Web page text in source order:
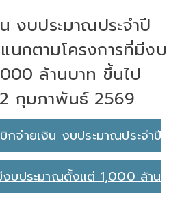
งบประมาณประจำปี
นกตามโครงการที่มีงบ
ล้านบาท ขึ้นไป
กุมภาพันธ์ 2569
กจ่ายเงิน งบประมาณประจำปี
งบประมาณตั้งแต่ 1,000 ล้าน